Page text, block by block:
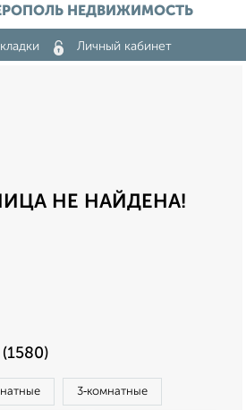
НЕДВИЖИМОСТЬ
Личный кабинет
НЕ НАЙДЕНА!
3‑комнатные